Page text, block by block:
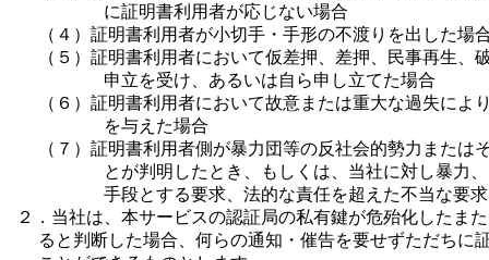
        に証明書利用者が応じない場合
（４）証明書利用者が小切手・手形の不渡りを出した場
（５）証明書利用者において仮差押、差押、民事再生、
        申立を受け、あるいは自ら申し立てた場合
（６）証明書利用者において故意または重大な過失によ
        を与えた場合
（７）証明書利用者側が暴力団等の反社会的勢力または
とが判明したとき、もしくは、当社に対し暴力
手段とする要求、法的な責任を超えた不当な要
２．当社は、本サービスの認証局の私有鍵が危殆化したま
ると判断した場合、何らの通知・催告を要せずただちに